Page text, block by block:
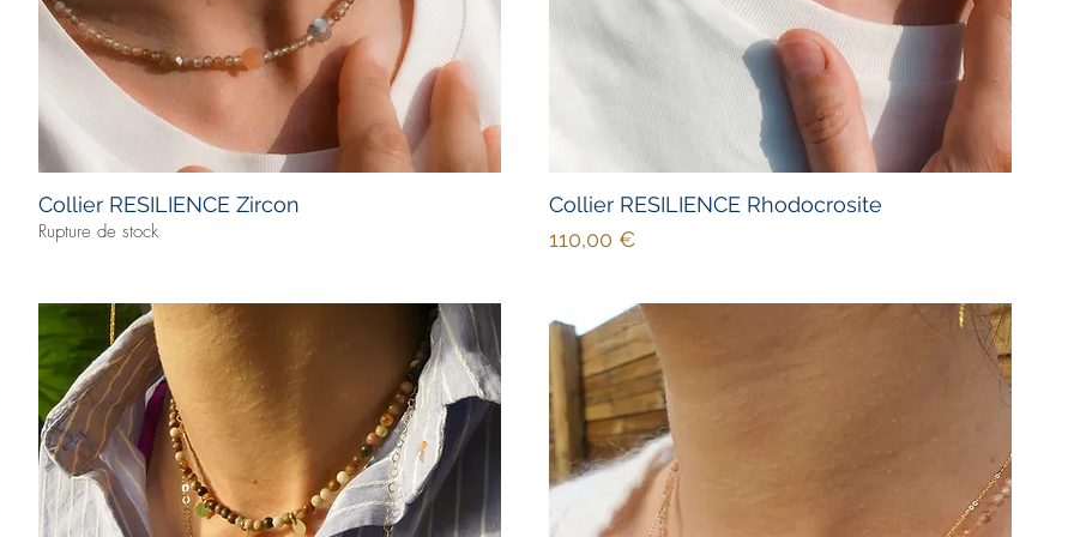
Collier RESILIENCE Zircon
Rupture de stock
Collier RESILIENCE Rhodocrosite
Prix
110,00 €